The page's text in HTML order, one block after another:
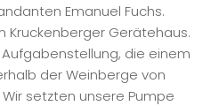
Emanuel Fuchs.
Kruckenberger Gerätehaus.
die einem
der Weinberge von
setzten unsere Pumpe